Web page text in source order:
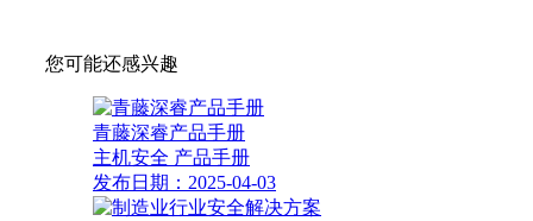
您可能还感兴趣
青藤深睿产品手册
主机安全 产品手册
发布日期：2025-04-03